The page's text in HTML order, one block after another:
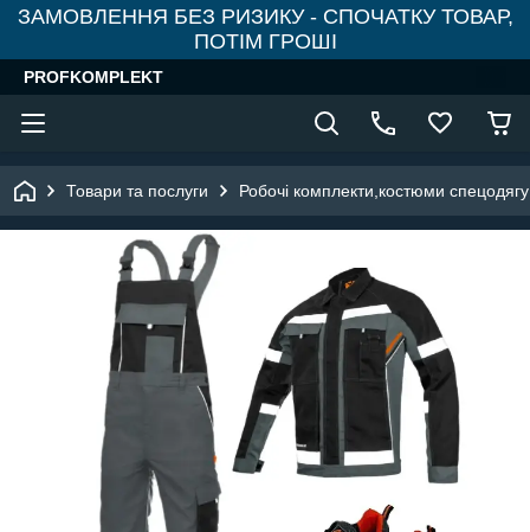
ЗАМОВЛЕННЯ БЕЗ РИЗИКУ - СПОЧАТКУ ТОВАР,
ПОТІМ ГРОШІ
PROFKOMPLEKT
Товари та послуги Робочі комплекти,костюми спецодягу